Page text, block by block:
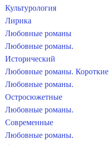
Культурология
Лирика
Любовные романы
Любовные романы.
Исторический
Любовные романы. Короткие
Любовные романы.
Остросюжетные
Любовные романы.
Современные
Любовные романы.